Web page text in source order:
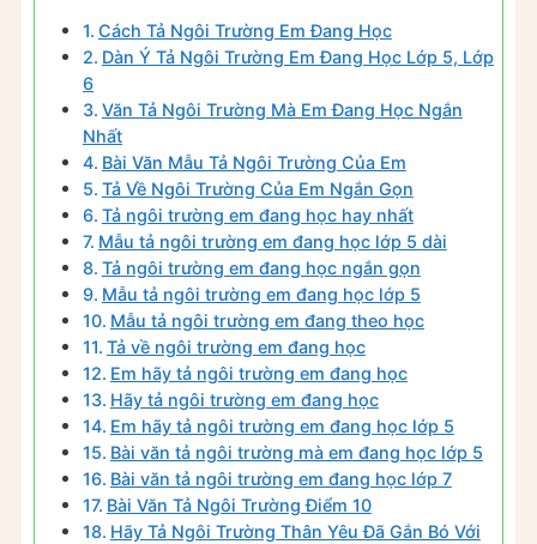
Cách Tả Ngôi Trường Em Đang Học
Dàn Ý Tả Ngôi Trường Em Đang Học Lớp 5, Lớp
6
Văn Tả Ngôi Trường Mà Em Đang Học Ngắn
Nhất
Bài Văn Mẫu Tả Ngôi Trường Của Em
Tả Về Ngôi Trường Của Em Ngắn Gọn
Tả ngôi trường em đang học hay nhất
Mẫu tả ngôi trường em đang học lớp 5 dài
Tả ngôi trường em đang học ngắn gọn
Mẫu tả ngôi trường em đang học lớp 5
Mẫu tả ngôi trường em đang theo học
Tả về ngôi trường em đang học
Em hãy tả ngôi trường em đang học
Hãy tả ngôi trường em đang học
Em hãy tả ngôi trường em đang học lớp 5
Bài văn tả ngôi trường mà em đang học lớp 5
Bài văn tả ngôi trường em đang học lớp 7
Bài Văn Tả Ngôi Trường Điểm 10
Hãy Tả Ngôi Trường Thân Yêu Đã Gắn Bó Với